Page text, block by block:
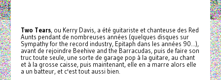
Two Tears, ou Kerry Davis, a été guitariste et chanteuse des Red
Aunts pendant de nombreuses années (quelques disques sur
Sympathy for the record industry, Epitaph dans les années 90...),
avant de rejoindre Beehive and the Barracudas, puis de faire son
truc toute seule, une sorte de garage pop à la guitare, au chant
et à la grosse caisse, puis maintenant, elle en a marre alors elle
a un batteur, et c'est tout aussi bien.